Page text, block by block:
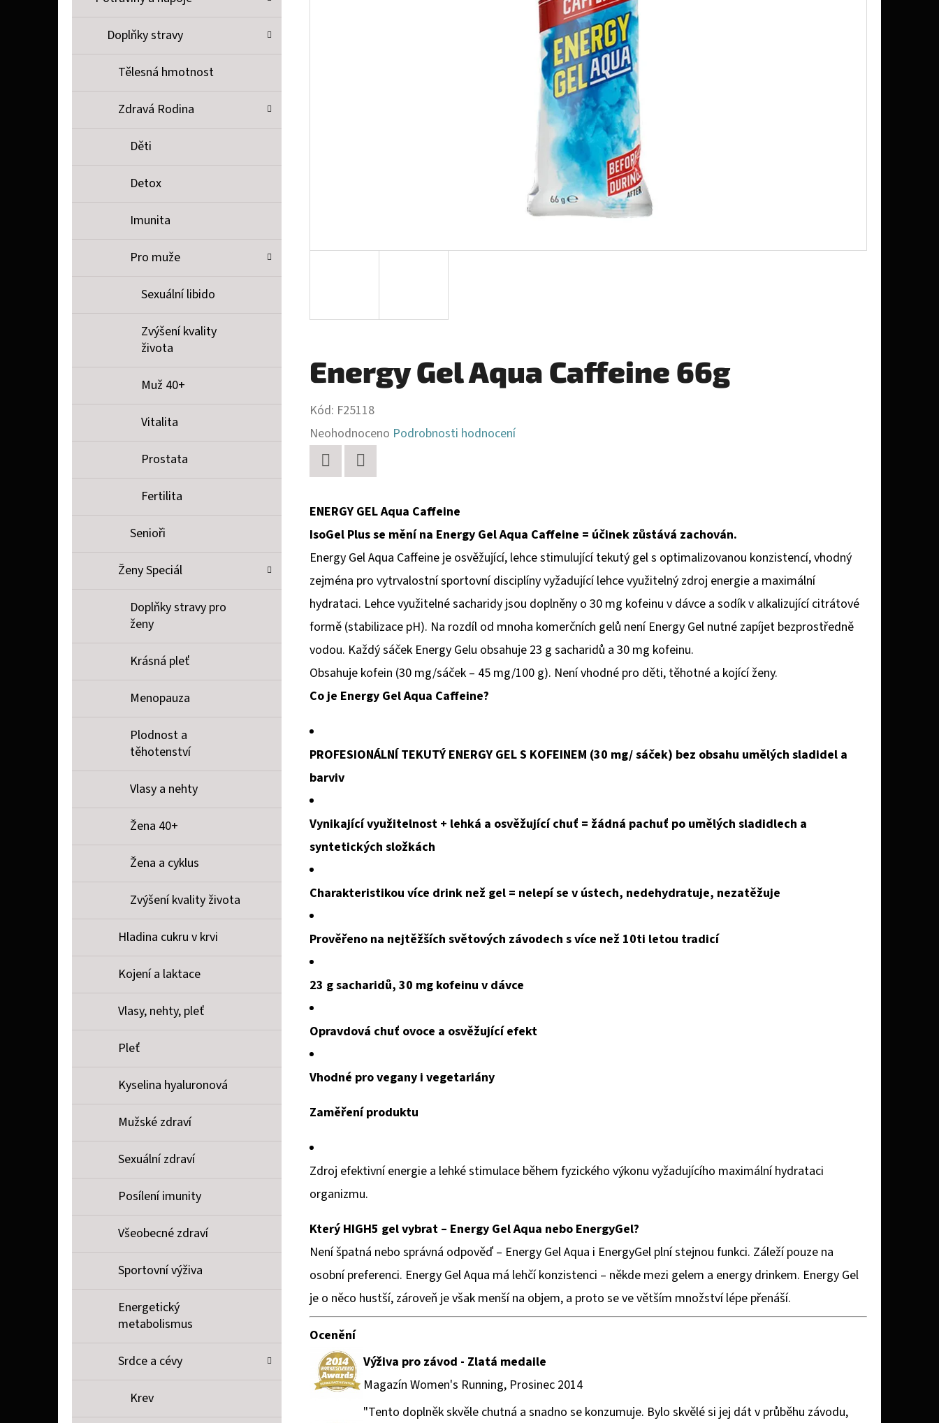
Doplňky stravy
Tělesná hmotnost
Zdravá Rodina
Děti
Detox
Imunita
Pro muže
Sexuální libido
Zvýšení kvality
života
Muž 40+
Vitalita
Prostata
Fertilita
Senioři
Ženy Speciál
Doplňky stravy pro
ženy
Krásná pleť
Menopauza
Plodnost a
těhotenství
Vlasy a nehty
Žena 40+
Žena a cyklus
Zvýšení kvality života
Hladina cukru v krvi
Kojení a laktace
Vlasy, nehty, pleť
Pleť
Kyselina hyaluronová
Mužské zdraví
Sexuální zdraví
Posílení imunity
Všeobecné zdraví
Sportovní výživa
Energetický
metabolismus
Srdce a cévy
Krev
Energy Gel Aqua Caffeine 66g
Kód: F25118
Průměrné
hodnocení
produktu
hvězdiček.
Neohodnoceno Podrobnosti hodnocení
ENERGY GEL Aqua Caffeine
IsoGel Plus se mění na Energy Gel Aqua Caffeine = účinek zůstává zachován.
Energy Gel Aqua Caffeine je osvěžující, lehce stimulující tekutý gel s optimalizovanou konzistencí, vhodný
zejména pro vytrvalostní sportovní disciplíny vyžadující lehce využitelný zdroj energie a maximální
hydrataci. Lehce využitelné sacharidy jsou doplněny o 30 mg kofeinu v dávce a sodík v alkalizující citrátové
formě (stabilizace pH). Na rozdíl od mnoha komerčních gelů není Energy Gel nutné zapíjet bezprostředně
vodou. Každý sáček Energy Gelu obsahuje 23 g sacharidů a 30 mg kofeinu.
Obsahuje kofein (30 mg/sáček – 45 mg/100 g). Není vhodné pro děti, těhotné a kojící ženy.
Co je Energy Gel Aqua Caffeine?
PROFESIONÁLNÍ TEKUTÝ ENERGY GEL S KOFEINEM (30 mg/ sáček) bez obsahu umělých sladidel a
barviv
Vynikající využitelnost + lehká a osvěžující chuť = žádná pachuť po umělých sladidlech a
syntetických složkách
Charakteristikou více drink než gel = nelepí se v ústech, nedehydratuje, nezatěžuje
Prověřeno na nejtěžších světových závodech s více než 10ti letou tradicí
23 g sacharidů, 30 mg kofeinu v dávce
Opravdová chuť ovoce a osvěžující efekt
Vhodné pro vegany i vegetariány
Zaměření produktu
Zdroj efektivní energie a lehké stimulace během fyzického výkonu vyžadujícího maximální hydrataci
organizmu.
Který HIGH5 gel vybrat – Energy Gel Aqua nebo EnergyGel?
Není špatná nebo správná odpověď – Energy Gel Aqua i EnergyGel plní stejnou funkci. Záleží pouze na
osobní preferenci. Energy Gel Aqua má lehčí konzistenci – někde mezi gelem a energy drinkem. Energy Gel
je o něco hustší, zároveň je však menší na objem, a proto se ve větším množství lépe přenáší.
Ocenění
Výživa pro závod - Zlatá medaile
Magazín Women's Running, Prosinec 2014
"Tento doplněk skvěle chutná a snadno se konzumuje. Bylo skvělé si jej dát v průběhu závodu,
LIQUID DEKANG TOBACCO 10 ML 11 MG
KVASINKY VINNÉ SUŠENÉ VINKA 0,6G
10 Kč